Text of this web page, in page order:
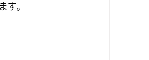
す。